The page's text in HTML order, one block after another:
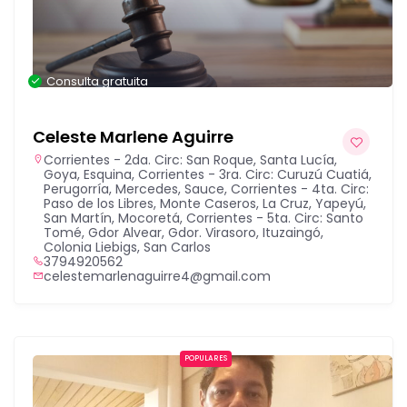
Consulta gratuita
Celeste Marlene Aguirre
Corrientes - 2da. Circ: San Roque, Santa Lucía,
Goya, Esquina, Corrientes - 3ra. Circ: Curuzú Cuatiá,
Perugorría, Mercedes, Sauce, Corrientes - 4ta. Circ:
Paso de los Libres, Monte Caseros, La Cruz, Yapeyú,
San Martín, Mocoretá, Corrientes - 5ta. Circ: Santo
Tomé, Gdor Alvear, Gdor. Virasoro, Ituzaingó,
Colonia Liebigs, San Carlos
3794920562
celestemarlenaguirre4@gmail.com
POPULARES